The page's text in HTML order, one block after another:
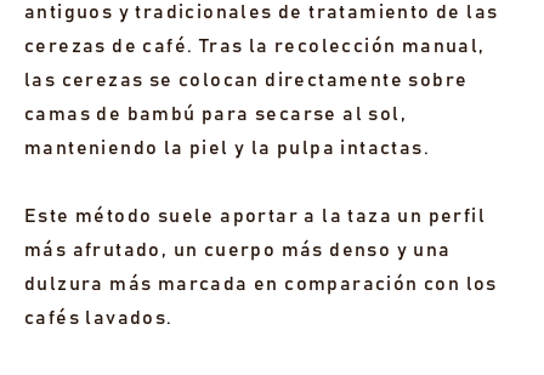
MOSTRAR 2 LOTES AGOTADOS
antiguos y tradicionales de tratamiento de las
cerezas de café. Tras la recolección manual,
las cerezas se colocan directamente sobre
camas de bambú para secarse al sol,
manteniendo la piel y la pulpa intactas.
Este método suele aportar a la taza un perfil
más afrutado, un cuerpo más denso y una
dulzura más marcada en comparación con los
cafés lavados.